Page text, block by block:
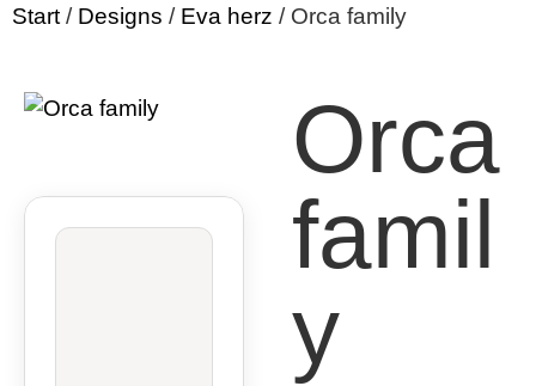
Start / Designs / Eva herz / Orca family
Orca
famil
y